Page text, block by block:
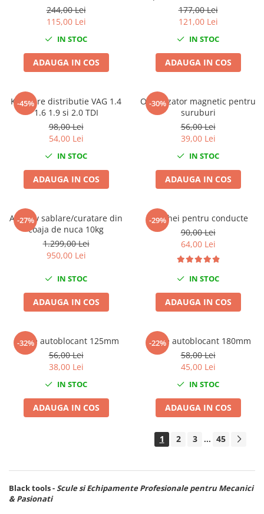
Compresoare
Filtre Pneumatice
Furtune Aer Comprimat
Masini de gaurit si taiat
Pistoale de vopsit
Polizoare biax
Scule pentru nituit si capsat
Slefuitoare Pneumatice
Injectoare
Rulmenti,Bucsi si Extractoare
Sistem directie
Sistem franare
Sistem Vibro-Power
Sisteme de ridicare si sustinere
Capre Auto
Cricuri Hidraulice
Truse de biti
Truse de surubelnite
Vulcanizare
Masini de echilibrat roti
piese
244,00 Lei
115,00 Lei
IN STOC
ADAUGA IN COS
conditionat sau clima 265
piese
177,00 Lei
121,00 Lei
IN STOC
ADAUGA IN COS
-45%
Kit fixare distributie VAG 1.4
1.6 1.9 si 2.0 TDI
98,00 Lei
54,00 Lei
IN STOC
ADAUGA IN COS
-30%
Organizator magnetic pentru
suruburi
56,00 Lei
39,00 Lei
IN STOC
ADAUGA IN COS
-27%
Abraziv sablare/curatare din
coaja de nuca 10kg
1.299,00 Lei
950,00 Lei
IN STOC
ADAUGA IN COS
-29%
Set chei pentru conducte
90,00 Lei
64,00 Lei
IN STOC
ADAUGA IN COS
-32%
Cleste autoblocant 125mm
56,00 Lei
38,00 Lei
IN STOC
ADAUGA IN COS
-22%
Cleste autoblocant 180mm
58,00 Lei
45,00 Lei
IN STOC
ADAUGA IN COS
1 2 3 ... 45
Black tools-Scule si Echipamente Profesionale pentru Mecanici
& Pasionati